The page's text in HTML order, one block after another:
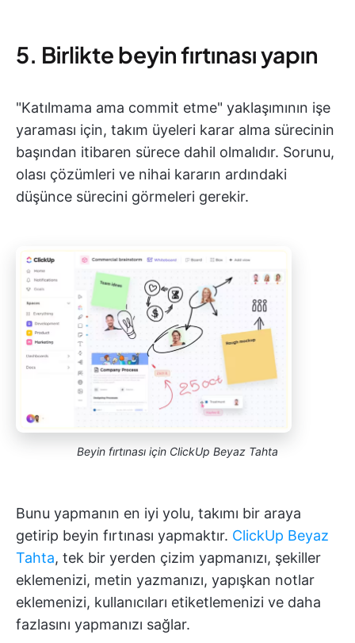
5. Birlikte beyin fırtınası yapın
"Katılmama ama commit etme" yaklaşımının işe
yaraması için, takım üyeleri karar alma sürecinin
başından itibaren sürece dahil olmalıdır. Sorunu,
olası çözümleri ve nihai kararın ardındaki
düşünce sürecini görmeleri gerekir.
Beyin fırtınası için ClickUp Beyaz Tahta
Bunu yapmanın en iyi yolu, takımı bir araya
getirip beyin fırtınası yapmaktır. ClickUp Beyaz
Tahta, tek bir yerden çizim yapmanızı, şekiller
eklemenizi, metin yazmanızı, yapışkan notlar
eklemenizi, kullanıcıları etiketlemenizi ve daha
fazlasını yapmanızı sağlar.